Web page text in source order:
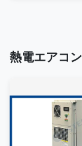
熱電エアコン